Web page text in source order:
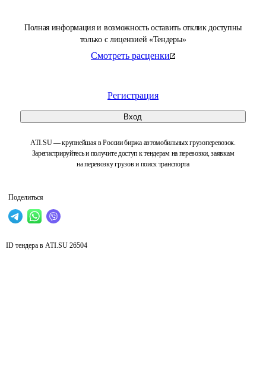
Полная информация и возможность оставить отклик доступны
только с лицензией «Тендеры»
Смотреть расценки
Регистрация
Вход
ATI.SU — крупнейшая в России биржа автомобильных грузоперевозок.
Зарегистрируйтесь и получите доступ к тендерам на перевозки, заявкам
на перевозку грузов и поиск транспорта
Поделиться
ID тендера в ATI.SU 26504